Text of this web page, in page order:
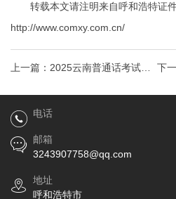
转载本文请注明来自呼和浩特证
http://www.comxy.com.cn/
上一篇： 2025云南普通话考试时
间+报名时间
下
版
电话
邮箱
3243907758@qq.com
地址
呼和浩特市